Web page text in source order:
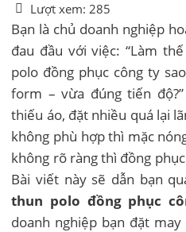
Lượt xem: 285
Bạn là chủ doanh nghiệp
đau đầu với việc: “Làm
polo đồng phục công ty
form – vừa đúng tiến
thiếu áo, đặt nhiều quá lại
không phù hợp thì mặc
không rõ ràng thì đồng
Bài viết này sẽ dẫn bạn
thun polo đồng phục
doanh nghiệp bạn đặt